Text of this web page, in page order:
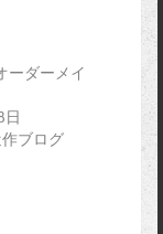
ダーメイ
日
ブログ